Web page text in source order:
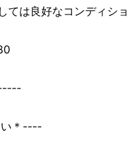
ては良好なコンディショ
い＊----